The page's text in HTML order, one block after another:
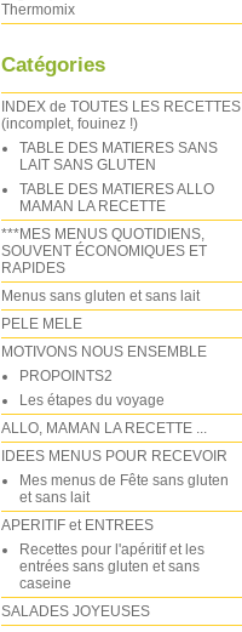
Thermomix
Catégories
INDEX de TOUTES LES RECETTES
(incomplet, fouinez !)
TABLE DES MATIERES SANS
LAIT SANS GLUTEN
TABLE DES MATIERES ALLO
MAMAN LA RECETTE
***MES MENUS QUOTIDIENS,
SOUVENT ÉCONOMIQUES ET
RAPIDES
Menus sans gluten et sans lait
PELE MELE
MOTIVONS NOUS ENSEMBLE
PROPOINTS2
Les étapes du voyage
ALLO, MAMAN LA RECETTE ...
IDEES MENUS POUR RECEVOIR
Mes menus de Fête sans gluten
et sans lait
APERITIF et ENTREES
Recettes pour l'apéritif et les
entrées sans gluten et sans
caseine
SALADES JOYEUSES